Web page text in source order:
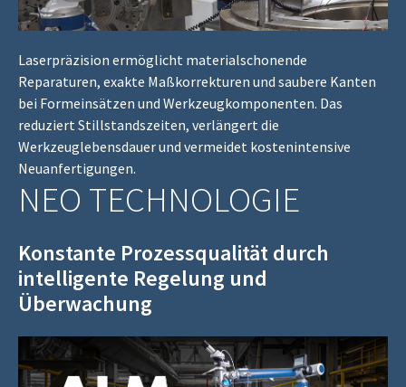
Laserpräzision ermöglicht materialschonende
Reparaturen, exakte Maßkorrekturen und saubere Kanten
bei Formeinsätzen und Werkzeugkomponenten. Das
reduziert Stillstandszeiten, verlängert die
Werkzeuglebensdauer und vermeidet kostenintensive
Neuanfertigungen.
NEO TECHNOLOGIE
Konstante Prozessqualität durch
intelligente Regelung und
Überwachung